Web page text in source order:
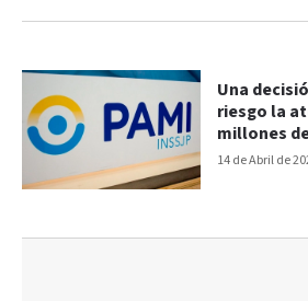
14 de Abril de
Una
riesgo la
millones
nacionales